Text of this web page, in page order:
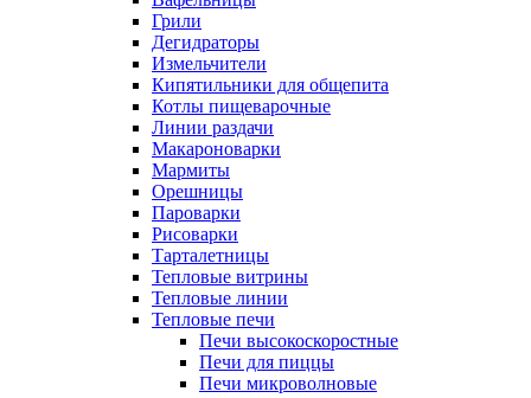
Грили
Дегидраторы
Измельчители
Кипятильники для общепита
Котлы пищеварочные
Линии раздачи
Макароноварки
Мармиты
Орешницы
Пароварки
Рисоварки
Тарталетницы
Тепловые витрины
Тепловые линии
Тепловые печи
Печи высокоскоростные
Печи для пиццы
Печи микроволновые